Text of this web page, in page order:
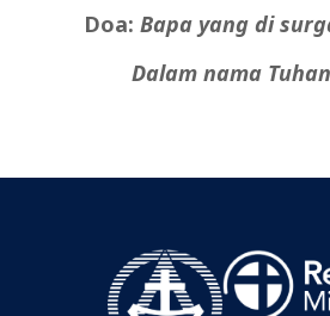
Doa: Bapa yang di
Dalam nama Tuhan